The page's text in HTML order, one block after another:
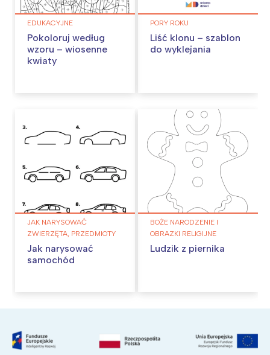
EDUKACYJNE
Pokoloruj według
wzoru – wiosenne
kwiaty
PORY ROKU
Liść klonu – szablon
do wyklejania
JAK NARYSOWAĆ
ZWIERZĘTA, PRZEDMIOTY
Jak narysować
samochód
BOŻE NARODZENIE I
OBRAZKI RELIGIJNE
Ludzik z piernika